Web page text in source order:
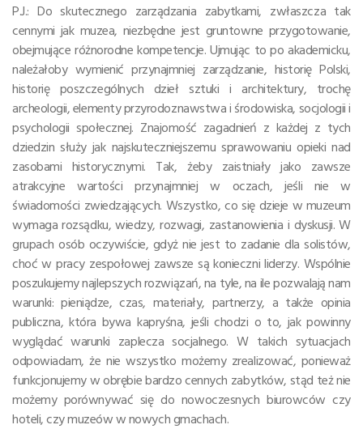
P.J.: Do skutecznego zarządzania zabytkami, zwłaszcza tak
cennymi jak muzea, niezbędne jest gruntowne przygotowanie,
obejmujące różnorodne kompetencje. Ujmując to po akademicku,
należałoby wymienić przynajmniej zarządzanie, historię Polski,
historię poszczególnych dzieł sztuki i architektury, trochę
archeologii, elementy przyrodoznawstwa i środowiska, socjologii i
psychologii społecznej. Znajomość zagadnień z każdej z tych
dziedzin służy jak najskuteczniejszemu sprawowaniu opieki nad
zasobami historycznymi. Tak, żeby zaistniały jako zawsze
atrakcyjne wartości przynajmniej w oczach, jeśli nie w
świadomości zwiedzających. Wszystko, co się dzieje w muzeum
wymaga rozsądku, wiedzy, rozwagi, zastanowienia i dyskusji. W
grupach osób oczywiście, gdyż nie jest to zadanie dla solistów,
choć w pracy zespołowej zawsze są konieczni liderzy. Wspólnie
poszukujemy najlepszych rozwiązań, na tyle, na ile pozwalają nam
warunki: pieniądze, czas, materiały, partnerzy, a także opinia
publiczna, która bywa kapryśna, jeśli chodzi o to, jak powinny
wyglądać warunki zaplecza socjalnego. W takich sytuacjach
odpowiadam, że nie wszystko możemy zrealizować, ponieważ
funkcjonujemy w obrębie bardzo cennych zabytków, stąd też nie
możemy porównywać się do nowoczesnych biurowców czy
hoteli, czy muzeów w nowych gmachach.